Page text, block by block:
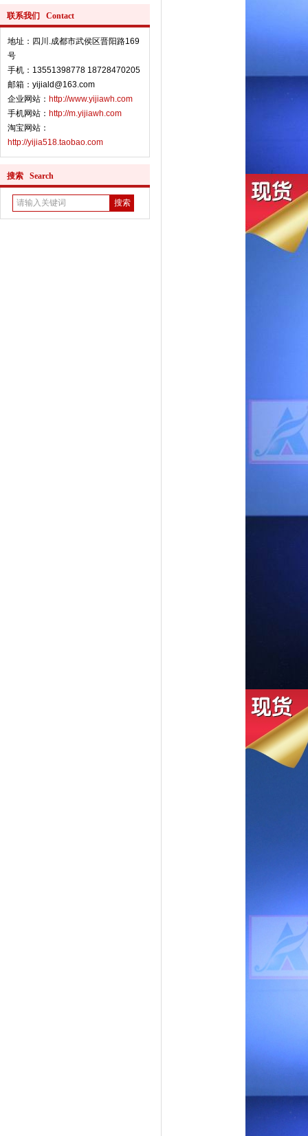
联系我们 Contact
地址：四川.成都市武侯区晋阳路169
号
手机：13551398778 18728470205
邮箱：yijiald@163.com
企业网站： http://www.yijiawh.com
手机网站： http://m.yijiawh.com
淘宝网站：
http://yijia518.taobao.com
搜索 Search